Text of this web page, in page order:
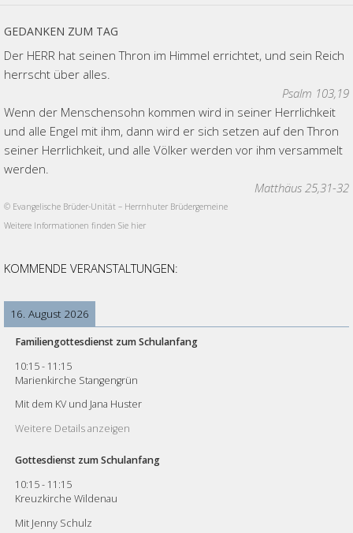
GEDANKEN ZUM TAG
Der HERR hat seinen Thron im Himmel errichtet, und sein Reich
herrscht über alles.
Psalm 103,19
Wenn der Menschensohn kommen wird in seiner Herrlichkeit
und alle Engel mit ihm, dann wird er sich setzen auf den Thron
seiner Herrlichkeit, und alle Völker werden vor ihm versammelt
werden.
Matthäus 25,31-32
© Evangelische Brüder-Unität – Herrnhuter Brüdergemeine
Weitere Informationen finden Sie hier
KOMMENDE VERANSTALTUNGEN:
16. August 2026
Familiengottesdienst zum Schulanfang
10:15- 11:15
Marienkirche Stangengrün
Mit dem KV und Jana Huster
Weitere Details anzeigen
Gottesdienst zum Schulanfang
10:15- 11:15
Kreuzkirche Wildenau
Mit Jenny Schulz